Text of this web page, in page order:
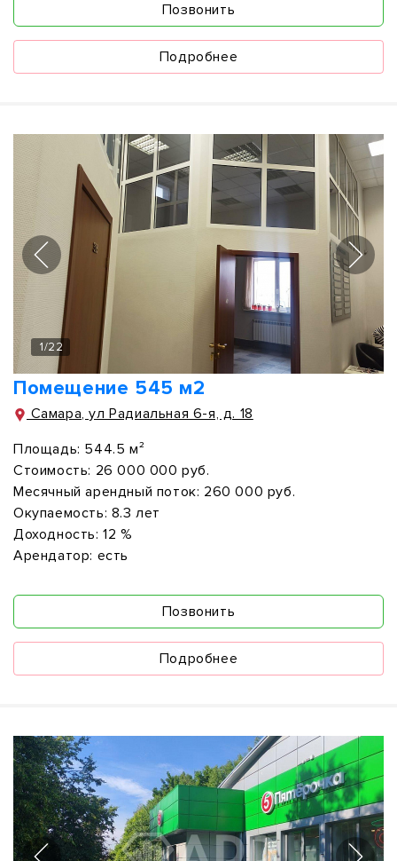
Позвонить
Подробнее
1/22
Помещение 545 м2
Самара, ул Радиальная 6-я, д. 18
Площадь: 544.5 м²
Стоимость: 26 000 000 руб.
Месячный арендный поток: 260 000 руб.
Окупаемость: 8.3 лет
Доходность: 12 %
Арендатор: есть
Позвонить
Подробнее